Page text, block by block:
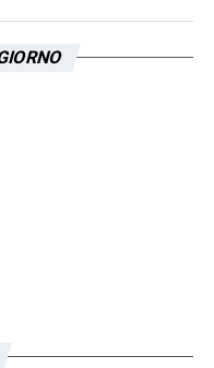
spiegaTmw.